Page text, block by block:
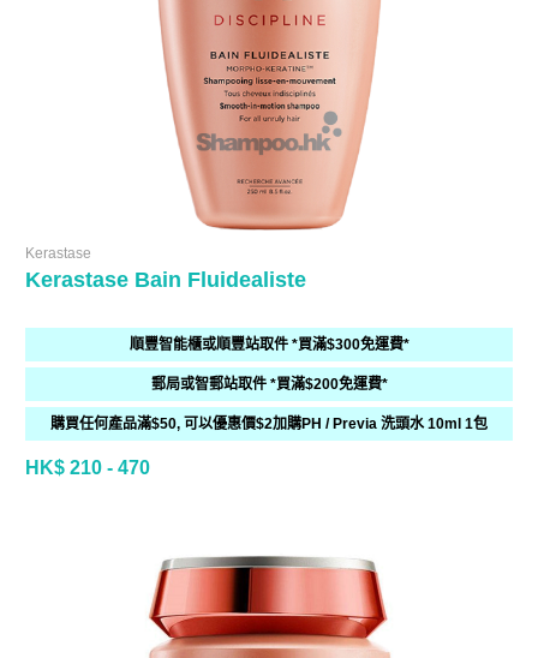
Kerastase
Kerastase Bain Fluidealiste
順豐智能櫃或順豐站取件 *買滿$300免運費*
郵局或智郵站取件 *買滿$200免運費*
購買任何產品滿$50, 可以優惠價$2加購PH / Previa 洗頭水 10ml 1包
HK$ 210 - 470